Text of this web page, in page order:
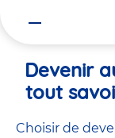
Devenir
tout
Choisir de